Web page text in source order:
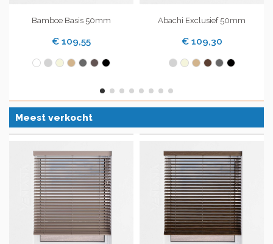
Bamboe Basis 50mm
€ 109,55
Abachi Exclusief 50mm
€ 109,30
Meest verkocht